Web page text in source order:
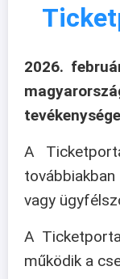
2026.
A
vagy
A
működik a